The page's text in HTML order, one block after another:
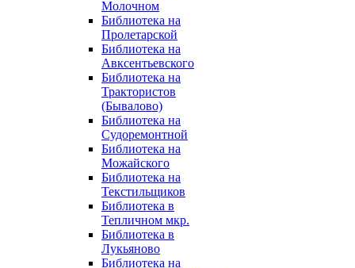
Молочном
Библиотека на
Пролетарской
Библиотека на
Авксентьевского
Библиотека на
Трактористов
(Бывалово)
Библиотека на
Судоремонтной
Библиотека на
Можайского
Библиотека на
Текстильщиков
Библиотека в
Тепличном мкр.
Библиотека в
Лукьяново
Библиотека на